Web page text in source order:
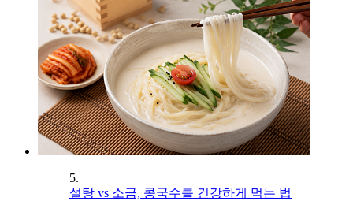
5.
설탕 vs 소금, 콩국수를 건강하게 먹는 법